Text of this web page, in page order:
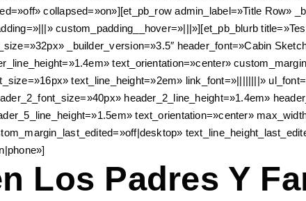
collapsed=»on»][et_pb_row admin_label=»Title Row»
custom_padding__hover=»|||»][et_pb_blurb
_builder_version=»3.5″ header_font=»Cabin
text_orientation=»center»
text_line_height=»2em» link_font=»||||||||»
header_2_line_height=»1.4em»
text_orientation=»center»
Los Padres Y